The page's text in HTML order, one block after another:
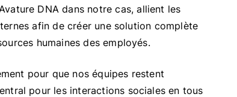
DNA dans notre cas, allient les
afin de créer une solution complète
humaines des employés.
pour que nos équipes restent
pour les interactions sociales en tous